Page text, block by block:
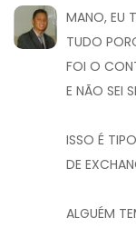
MANO, EU
TUDO
FOI O
E NÃO SEI
ISSO É
DE
ALGUÉM